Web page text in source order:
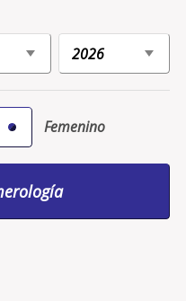
Femenino